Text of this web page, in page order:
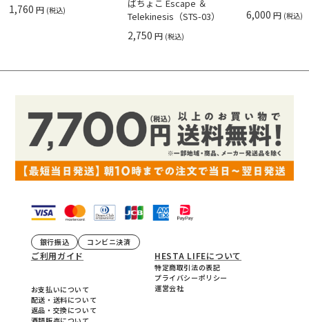
1,760円 (税込)
ばちょこ Escape ＆
Telekinesis（STS-03）
2,750円 (税込)
6,000円 (税込)
銀行振込 コンビニ決済
ご利用ガイド
お支払いについて
配送・送料について
返品・交換について
HESTA LIFEについて
特定商取引法の表記
プライバシーポリシー
運営会社